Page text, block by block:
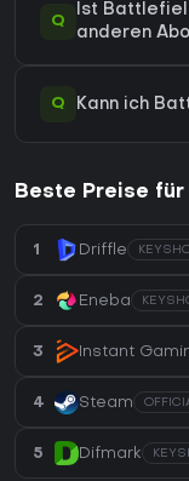
Q
Ist
anderen
Q Kann ich
Beste Preise
1 Driffle
2 Eneba
3 Instant
4 Steam
5 Difmark